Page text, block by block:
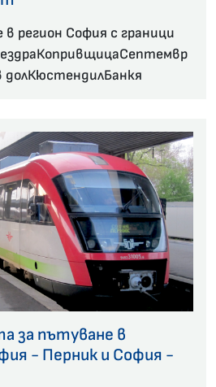
регион София с граници
долКюстендилБанкя
за пътуване в
- Перник и София -